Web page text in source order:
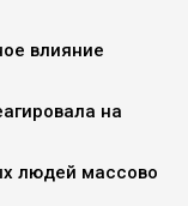
влияние
на
людей массово